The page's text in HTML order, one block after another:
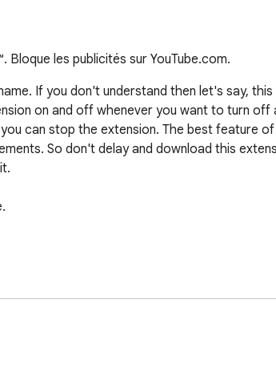
Bloque les publicités sur YouTube.com.
If you don't understand then let's say,
on and off whenever you want to turn off
can stop the extension. The best feature
So don't delay and download this
the original extension of this name is this. If